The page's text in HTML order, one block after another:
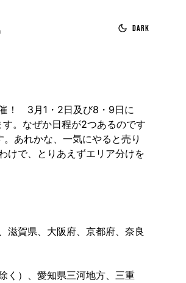
Dark
！ 3月1・2日及び8・9日に
。なぜか日程が2つあるのです
あれかな、一気にやると売り
けで、とりあえずエリア分けを
滋賀県、大阪府、京都府、奈良
く）、愛知県三河地方、三重